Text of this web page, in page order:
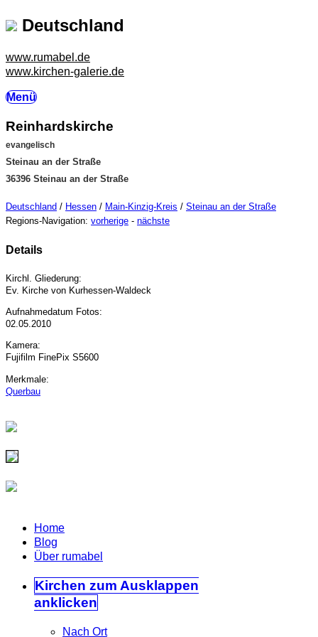
Deutschland
www.rumabel.de
www.kirchen-galerie.de
Menü
Reinhardskirche
evangelisch
Steinau an der Straße
36396 Steinau an der Straße
Deutschland / Hessen / Main-Kinzig-Kreis / Steinau an der Straße
Regions-Navigation: vorherige - nächste
Details
Kirchl. Gliederung:
Ev. Kirche von Kurhessen-Waldeck
Aufnahmedatum Fotos:
02.05.2010
Kamera:
Fujifilm FinePix S5600
Merkmale:
Querbau
Home
Blog
Über rumabel
Kirchen zum Ausklappen
anklicken
Nach Ort